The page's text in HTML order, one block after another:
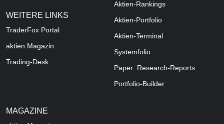
WEITERE LINKS
TraderFox Portal
aktien Magazin
Trading-Desk
Aktien-Rankings
Aktien-Portfolio
Aktien-Terminal
Systemfolio
Paper: Research-Reports
Portfolio-Builder
MAGAZINE